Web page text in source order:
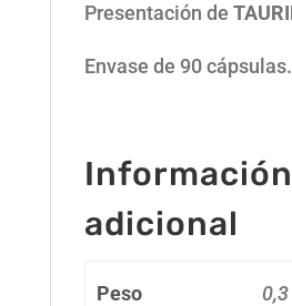
Presentación de
Envase de 90 cápsulas.
Información
adicional
Peso